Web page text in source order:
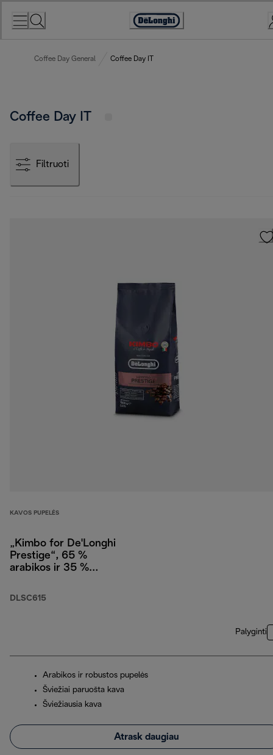
Accessibility
Coffee Day General Coffee Day IT
Coffee Day IT
Filtruoti
KAVOS PUPELĖS
„Kimbo for De'Longhi
Prestige“, 65 %
arabikos ir 35 %
DLSC615
Palyginti
Arabikos ir robustos pupelės
Šviežiai paruošta kava
Šviežiausia kava
Atrask daugiau